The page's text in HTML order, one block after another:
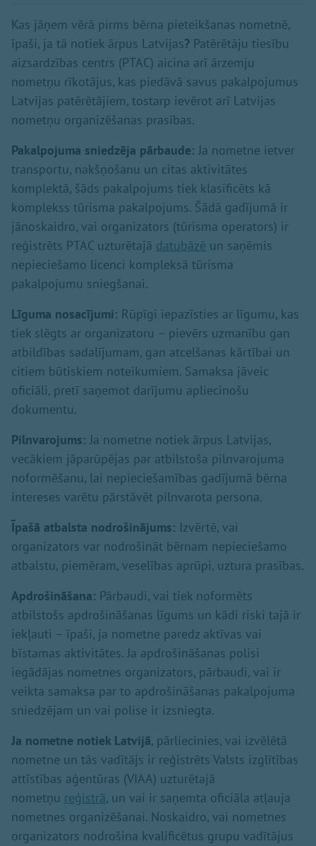
Kas jāņem vērā pirms bērna pieteikšanas nometnē,
īpaši, ja tā notiek ārpus Latvijas? Patērētāju tiesību
aizsardzības centrs (PTAC) aicina arī ārzemju
nometņu rīkotājus, kas piedāvā savus pakalpojumus
Latvijas patērētājiem, tostarp ievērot arī Latvijas
nometņu organizēšanas prasības.
Pakalpojuma sniedzēja pārbaude: Ja nometne ietver
transportu, nakšņošanu un citas aktivitātes
komplektā, šāds pakalpojums tiek klasificēts kā
komplekss tūrisma pakalpojums. Šādā gadījumā ir
jānoskaidro, vai organizators (tūrisma operators) ir
reģistrēts PTAC uzturētajā datubāzē un saņēmis
nepieciešamo licenci kompleksā tūrisma
pakalpojumu sniegšanai.
Līguma nosacījumi: Rūpīgi iepazīsties ar līgumu, kas
tiek slēgts ar organizatoru – pievērs uzmanību gan
atbildības sadalījumam, gan atcelšanas kārtībai un
citiem būtiskiem noteikumiem. Samaksa jāveic
oficiāli, pretī saņemot darījumu apliecinošu
dokumentu.
Pilnvarojums: Ja nometne notiek ārpus Latvijas,
vecākiem jāparūpējas par atbilstoša pilnvarojuma
noformēšanu, lai nepieciešamības gadījumā bērna
intereses varētu pārstāvēt pilnvarota persona.
Īpašā atbalsta nodrošinājums: Izvērtē, vai
organizators var nodrošināt bērnam nepieciešamo
atbalstu, piemēram, veselības aprūpi, uztura prasības.
Apdrošināšana: Pārbaudi, vai tiek noformēts
atbilstošs apdrošināšanas līgums un kādi riski tajā ir
iekļauti – īpaši, ja nometne paredz aktīvas vai
bīstamas aktivitātes. Ja apdrošināšanas polisi
iegādājas nometnes organizators, pārbaudi, vai ir
veikta samaksa par to apdrošināšanas pakalpojuma
sniedzējam un vai polise ir izsniegta.
Ja nometne notiek Latvijā, pārliecinies, vai izvēlētā
nometne un tās vadītājs ir reģistrēts Valsts izglītības
attīstības aģentūras (VIAA) uzturētajā
nometņu reģistrā, un vai ir saņemta oficiāla atļauja
nometnes organizēšanai. Noskaidro, vai nometnes
organizators nodrošina kvalificētus grupu vadītājus